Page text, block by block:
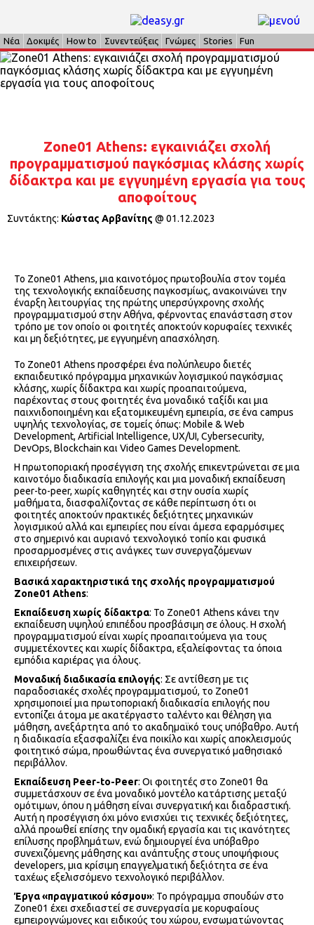
Νέα Δοκιμές How to Συνεντεύξεις Γνώμες Stories Fun
Zone01 Athens: εγκαινιάζει σχολή
προγραμματισμού παγκόσμιας κλάσης χωρίς
δίδακτρα και με εγγυημένη εργασία για τους
αποφοίτους
Συντάκτης: Κώστας Αρβανίτης @ 01.12.2023
Το Zone01 Athens, μια καινοτόμος πρωτοβουλία στον τομέα
της τεχνολογικής εκπαίδευσης παγκοσμίως, ανακοινώνει την
έναρξη λειτουργίας της πρώτης υπερσύγχρονης σχολής
προγραμματισμού στην Αθήνα, φέρνοντας επανάσταση στον
τρόπο με τον οποίο οι φοιτητές αποκτούν κορυφαίες τεχνικές
και μη δεξιότητες, με εγγυημένη απασχόληση.
Το Zone01 Athens προσφέρει ένα πολύπλευρο διετές
εκπαιδευτικό πρόγραμμα μηχανικών λογισμικού παγκόσμιας
κλάσης, χωρίς δίδακτρα και χωρίς προαπαιτούμενα,
παρέχοντας στους φοιτητές ένα μοναδικό ταξίδι και μια
παιχνιδοποιημένη και εξατομικευμένη εμπειρία, σε ένα campus
υψηλής τεχνολογίας, σε τομείς όπως: Mobile & Web
Development, Artificial Intelligence, UX/UI, Cybersecurity,
DevOps, Blockchain και Video Games Development.
Η πρωτοποριακή προσέγγιση της σχολής επικεντρώνεται σε μια
καινοτόμο διαδικασία επιλογής και μια μοναδική εκπαίδευση
peer-to-peer, χωρίς καθηγητές και στην ουσία χωρίς
μαθήματα, διασφαλίζοντας σε κάθε περίπτωση ότι οι
φοιτητές αποκτούν πρακτικές δεξιότητες μηχανικών
λογισμικού αλλά και εμπειρίες που είναι άμεσα εφαρμόσιμες
στο σημερινό και αυριανό τεχνολογικό τοπίο και φυσικά
προσαρμοσμένες στις ανάγκες των συνεργαζόμενων
επιχειρήσεων.
Βασικά χαρακτηριστικά της σχολής προγραμματισμού
Zone01 Athens:
Εκπαίδευση χωρίς δίδακτρα: Το Zone01 Athens κάνει την
εκπαίδευση υψηλού επιπέδου προσβάσιμη σε όλους. Η σχολή
προγραμματισμού είναι χωρίς προαπαιτούμενα για τους
συμμετέχοντες και χωρίς δίδακτρα, εξαλείφοντας τα όποια
εμπόδια καριέρας για όλους.
Μοναδική διαδικασία επιλογής: Σε αντίθεση με τις
παραδοσιακές σχολές προγραμματισμού, το Zone01
χρησιμοποιεί μια πρωτοποριακή διαδικασία επιλογής που
εντοπίζει άτομα με ακατέργαστο ταλέντο και θέληση για
μάθηση, ανεξάρτητα από το ακαδημαϊκό τους υπόβαθρο. Αυτή
η διαδικασία εξασφαλίζει ένα ποικίλο και χωρίς αποκλεισμούς
φοιτητικό σώμα, προωθώντας ένα συνεργατικό μαθησιακό
περιβάλλον.
Εκπαίδευση Peer-to-Peer: Οι φοιτητές στο Zone01 θα
συμμετάσχουν σε ένα μοναδικό μοντέλο κατάρτισης μεταξύ
ομότιμων, όπου η μάθηση είναι συνεργατική και διαδραστική.
Αυτή η προσέγγιση όχι μόνο ενισχύει τις τεχνικές δεξιότητες,
αλλά προωθεί επίσης την ομαδική εργασία και τις ικανότητες
επίλυσης προβλημάτων, ενώ δημιουργεί ένα υπόβαθρο
συνεχιζόμενης μάθησης και ανάπτυξης στους υποψήφιους
developers, μια κρίσιμη επαγγελματική δεξιότητα σε ένα
ταχέως εξελισσόμενο τεχνολογικό περιβάλλον.
Έργα «πραγματικού κόσμου»: Το πρόγραμμα σπουδών στο
Zone01 έχει σχεδιαστεί σε συνεργασία με κορυφαίους
εμπειρογνώμονες και ειδικούς του χώρου, ενσωματώνοντας